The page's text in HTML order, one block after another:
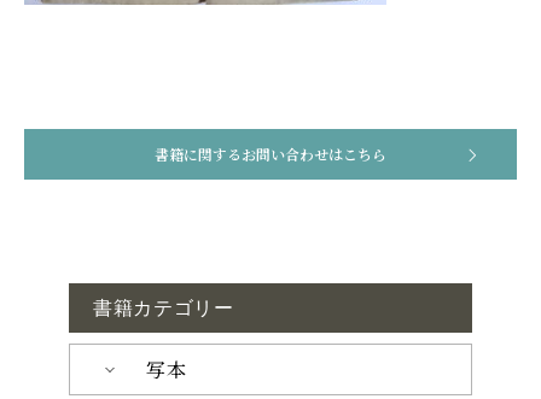
書籍に関するお問い合わせはこちら
書籍カテゴリー
写本